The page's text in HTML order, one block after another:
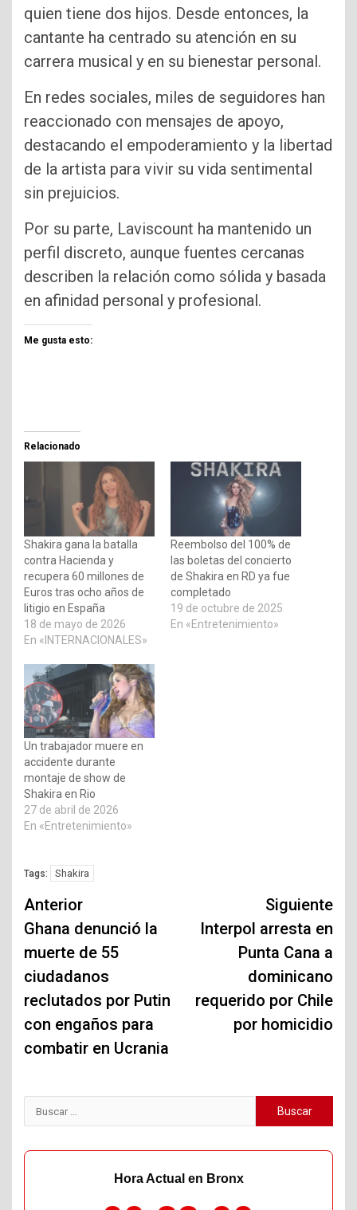
quien tiene dos hijos. Desde entonces, la
cantante ha centrado su atención en su
carrera musical y en su bienestar personal.
En redes sociales, miles de seguidores han
reaccionado con mensajes de apoyo,
destacando el empoderamiento y la libertad
de la artista para vivir su vida sentimental
sin prejuicios.
Por su parte, Laviscount ha mantenido un
perfil discreto, aunque fuentes cercanas
describen la relación como sólida y basada
en afinidad personal y profesional.
Me gusta esto:
Relacionado
Shakira gana la batalla
contra Hacienda y
recupera 60 millones de
Euros tras ocho años de
litigio en España
18 de mayo de 2026
En «INTERNACIONALES»
Reembolso del 100% de
las boletas del concierto
de Shakira en RD ya fue
completado
19 de octubre de 2025
En «Entretenimiento»
Un trabajador muere en
accidente durante
montaje de show de
Shakira en Rio
27 de abril de 2026
En «Entretenimiento»
Tags: Shakira
Navegación
de
entradas
Anterior
Ghana denunció la
muerte de 55
ciudadanos
reclutados por Putin
con engaños para
combatir en Ucrania
Siguiente
Interpol arresta en
Punta Cana a
dominicano
requerido por Chile
por homicidio
Buscar:
Hora Actual en Bronx